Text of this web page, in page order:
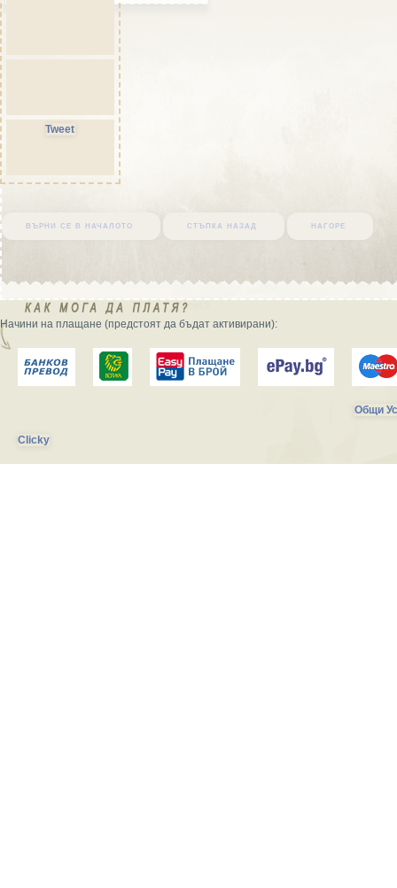
върни се в началото стъпка назад нагоре
Начини на плащане (предстоят да бъдат активирани):
Общи
Clicky
Tweet